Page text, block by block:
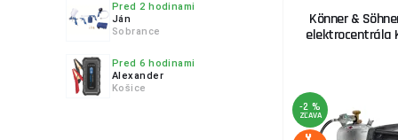
Pred 2 hodinami
Ján
Sobrance
Pred 6 hodinami
Alexander
Košice
Medzi
potrebujú
Elektrocentrál
určite vyberie
Könner &
elektrocentrála
-2 %
ZĽAVA